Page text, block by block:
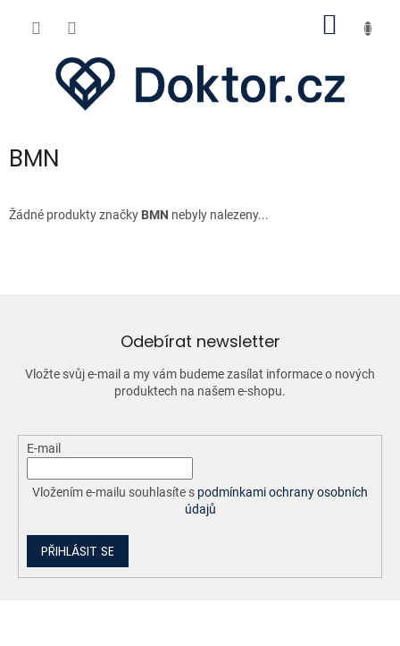
BMN
Žádné produkty značky BMN nebyly nalezeny...
Odebírat newsletter
Vložte svůj e-mail a my vám budeme zasílat informace o nových
produktech na našem e-shopu.
E-mail
Vložením e-mailu souhlasíte s podmínkami ochrany osobních
údajů
PŘIHLÁSIT SE